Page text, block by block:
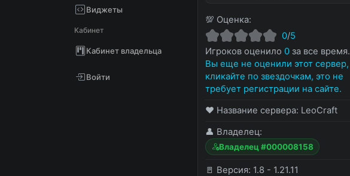
Виджеты
Кабинет
Кабинет владельца
Войти
💯 Оценка:
0/5
Игроков оценило 0 за все время.
Вы еще не оценили этот сервер,
кликайте по звездочкам, это не
требует регистрации на сайте.
❤️ Название сервера: LeoCraft
👤 Владелец:
Владелец #000008158
🚪 Версия: 1.8 - 1.21.11